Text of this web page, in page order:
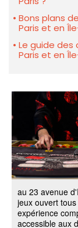
Bons plans
Paris et en
Le guide des
Paris et en